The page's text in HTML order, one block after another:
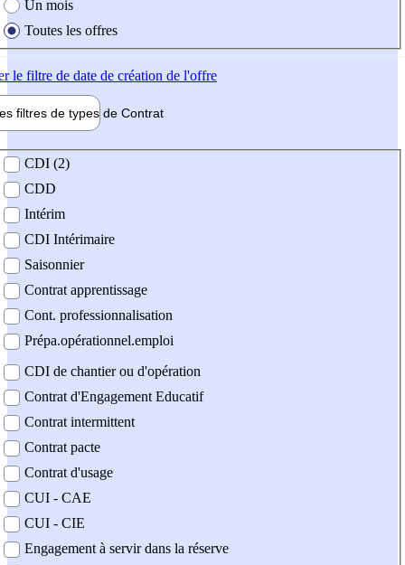
Un mois
Toutes les offres
le filtre de date de création de l'offre
filtres de types de Contrat
contrat
CDI (2)
CDD
Intérim
CDI Intérimaire
Saisonnier
Contrat apprentissage
Cont. professionnalisation
Prépa.opérationnel.emploi
CDI de chantier ou d'opération
Contrat d'Engagement Educatif
Contrat intermittent
Contrat pacte
Contrat d'usage
CUI - CAE
CUI - CIE
Engagement à servir dans la réserve